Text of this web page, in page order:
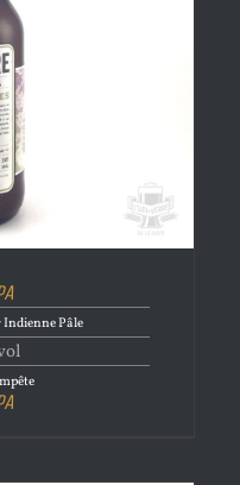
Indienne Pâle